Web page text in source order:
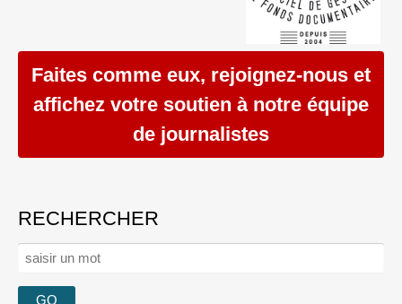
Faites comme eux, rejoignez-nous et
affichez votre soutien à notre équipe
de journalistes
RECHERCHER
Rechercher :